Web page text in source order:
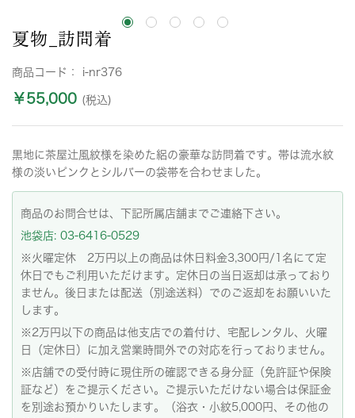
夏物_訪問着
商品コード： i-nr376
￥55,000 (税込)
黒地に茶屋辻風紋様を染めた絽の豪華な訪問着です。帯は流水紋
様の淡いピンクとシルバーの袋帯を合わせました。
商品のお問合せは、下記所属店舗までご連絡下さい。
池袋店: 03-6416-0529
※火曜定休 2万円以上の商品は休日料金3,300円/1名にて定
休日でもご利用いただけます。定休日の当日返却は承っており
ません。後日または配送（別途送料）でのご返却をお願いいた
します。
※2万円以下の商品は他支店での着付け、宅配レンタル、火曜
日（定休日）に加え営業時間外での対応を行っておりません。
※店舗での受付時に現住所の確認できる身分証（免許証や保険
証など）をご提示ください。ご提示いただけない場合は保証金
を別途お預かりいたします。（浴衣・小紋5,000円、その他の